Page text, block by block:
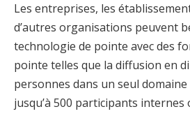
Les entreprises, les
d’autres organisations peuvent
technologie de pointe avec des
pointe telles que la diffusion en
personnes dans un seul
jusqu’à 500 participants internes